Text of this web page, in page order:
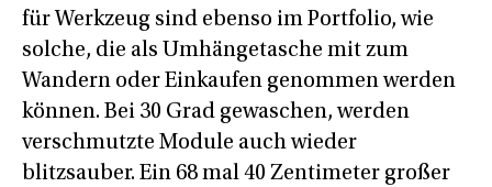
für Werkzeug sind ebenso im Portfolio, wie
solche, die als Umhängetasche mit zum
Wandern oder Einkaufen genommen werden
können. Bei 30 Grad gewaschen, werden
verschmutzte Module auch wieder
blitzsauber. Ein 68 mal 40 Zentimeter großer